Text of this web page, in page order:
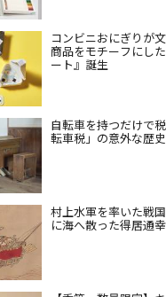
コンビニおにぎりが
商品をモチーフにし
ート』誕生
自転車を持つだけで
転車税」の意外な歴
村上水軍を率いた戦
に海へ散った得居通